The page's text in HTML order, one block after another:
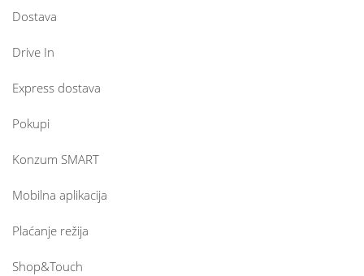
Dostava
Drive In
Express dostava
Pokupi
Konzum SMART
Mobilna aplikacija
Plaćanje režija
Shop&Touch